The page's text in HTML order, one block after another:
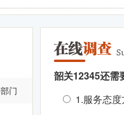
门
韶关12345还需
1.服务态